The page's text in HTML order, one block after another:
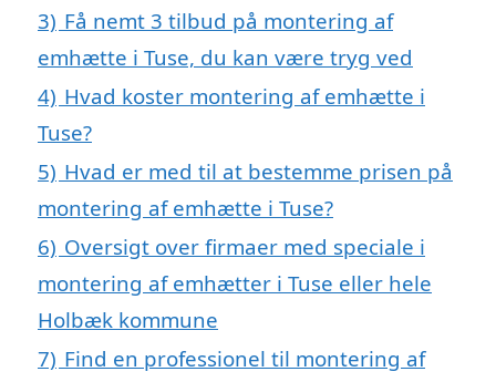
3) Få nemt 3 tilbud på montering af
emhætte i Tuse, du kan være tryg ved
4) Hvad koster montering af emhætte i
Tuse?
5) Hvad er med til at bestemme prisen på
montering af emhætte i Tuse?
6) Oversigt over firmaer med speciale i
montering af emhætter i Tuse eller hele
Holbæk kommune
7) Find en professionel til montering af